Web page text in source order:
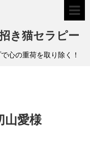
き猫セラピー
心の重荷を取り除く！
山愛様